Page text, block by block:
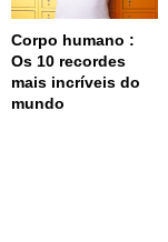
Corpo humano :
Os 10 recordes
mais incríveis do
mundo